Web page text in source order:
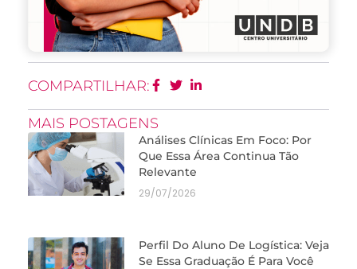
COMPARTILHAR:
MAIS POSTAGENS
Análises Clínicas Em Foco: Por
Que Essa Área Continua Tão
Relevante
29/07/2026
Perfil Do Aluno De Logística: Veja
Se Essa Graduação É Para Você